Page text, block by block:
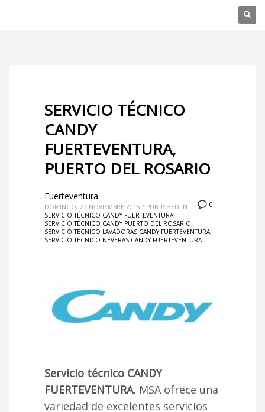
SERVICIO TÉCNICO
CANDY
FUERTEVENTURA,
PUERTO DEL ROSARIO
0
Fuerteventura
DOMINGO, 27 NOVIEMBRE 2016 / PUBLISHED IN
SERVICIO TÉCNICO CANDY FUERTEVENTURA,
SERVICIO TÉCNICO CANDY PUERTO DEL ROSARIO,
SERVICIO TÉCNICO LAVADORAS CANDY FUERTEVENTURA,
SERVICIO TÉCNICO NEVERAS CANDY FUERTEVENTURA
Servicio técnico CANDY
FUERTEVENTURA, MSA ofrece una
variedad de excelentes servicios